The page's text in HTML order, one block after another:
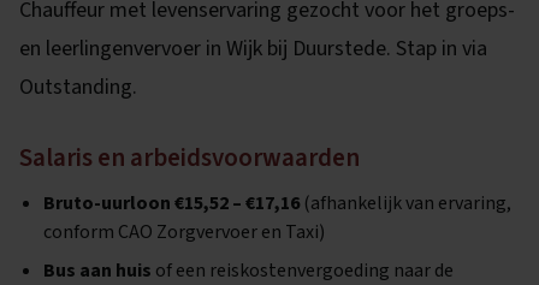
Chauffeur met levenservaring gezocht voor het groeps-
en leerlingenvervoer in Wijk bij Duurstede. Stap in via
Outstanding.
Salaris en arbeidsvoorwaarden
Bruto-uurloon €15,52 – €17,16 (afhankelijk van ervaring,
conform CAO Zorgvervoer en Taxi)
Bus aan huis of een reiskostenvergoeding naar de